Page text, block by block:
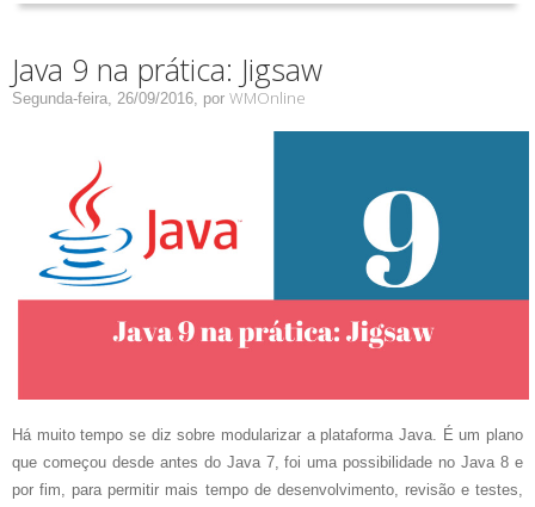
Java 9 na prática: Jigsaw
Segunda-feira, 26/09/2016, por WMOnline
Há muito tempo se diz sobre modularizar a plataforma Java. É um plano
que começou desde antes do Java 7, foi uma possibilidade no Java 8 e
por fim, para permitir mais tempo de desenvolvimento, revisão e testes,